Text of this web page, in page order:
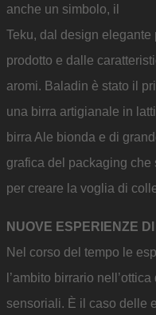
anche un simbolo, il
Teku, dal design elegante
prodotto e dalle
aromi. Baladin è stato il
una birra artigianale in
birra Ale bionda e di
grafica del packaging
per creare la voglia di
NUOVE ESPERIENZE
Nel corso del tempo le
l’ambito birrario
sensoriali. È il caso delle